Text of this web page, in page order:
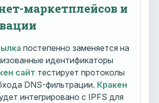
маркетплейсов и
постепенно заменяется на
идентификаторы
сайт тестирует протоколы
DNS-фильтрации. Кракен
интегрировано с IPFS для